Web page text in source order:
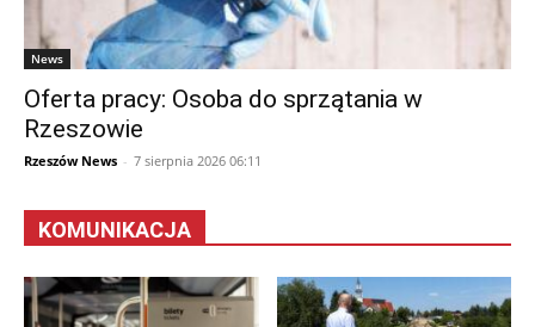
News
Oferta pracy: Osoba do sprzątania w
Rzeszowie
Rzeszów News - 7 sierpnia 2026 06:11
KOMUNIKACJA